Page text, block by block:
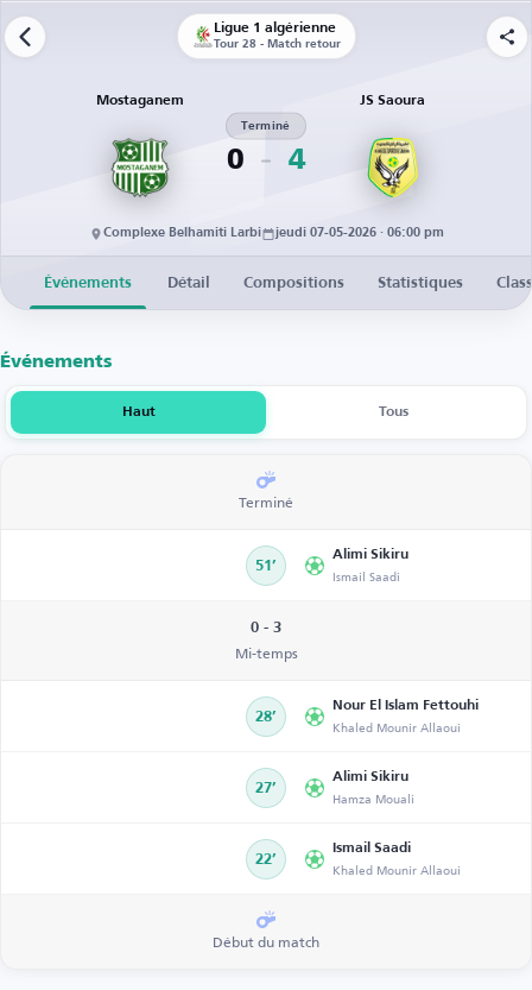
Ligue 1 algérienne
Tour 28 - Match retour
Mostaganem
0
Terminé
4
JS Saoura
Complexe Belhamiti Larbi jeudi 07-05-2026 · 06:00 pm
Événements Détail Compositions Statistiques
Événements
Haut Tous
Terminé
51’
Alimi Sikiru
Ismail Saadi
0 - 3
Mi-temps
28’
Nour El Islam Fettouhi
Khaled Mounir Allaoui
27’
Alimi Sikiru
Hamza Mouali
22’
Ismail Saadi
Khaled Mounir Allaoui
Début du match